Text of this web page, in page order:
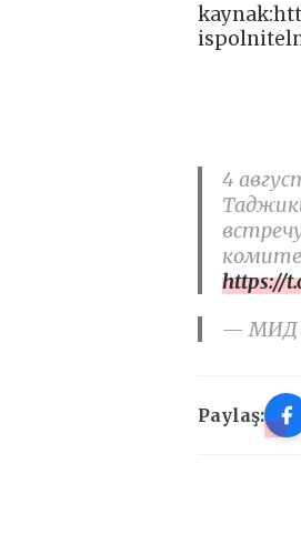
4
https://
— МИД
Paylaş: